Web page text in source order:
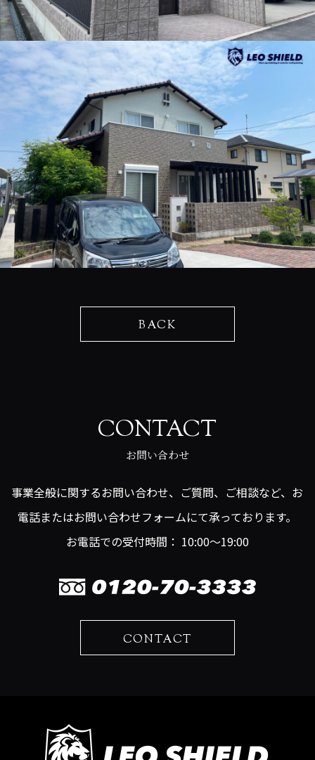
BACK
CONTACT
お問い合わせ
事業全般に関するお問い合わせ、ご質問、ご相談など、お
電話またはお問い合わせフォームにて承っております。
お電話での受付時間： 10:00～19:00
CONTACT